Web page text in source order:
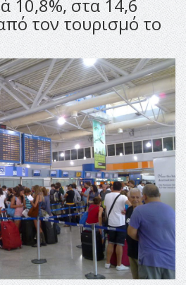
10,8%, στα 14,6
τον τουρισμό το